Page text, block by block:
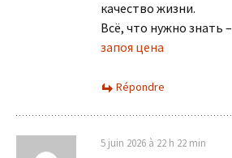
качество жизни.
Всё, что нужно знать –
запоя цена
Répondre
5 juin 2026 à 22 h 22 min